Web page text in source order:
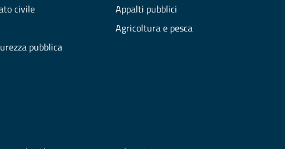
civile
pubblica
Appalti pubblici
Agricoltura e pesca